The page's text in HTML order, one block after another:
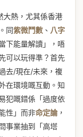
熱，尤其係香港
同紫微鬥數、 八字
下能量解讀」，唔
可以玩得準？首先
去/現在/未來，複
在環境嘅互動。知
犯嘅錯係「過度依
性」而非命定論，
事業抽到「高塔